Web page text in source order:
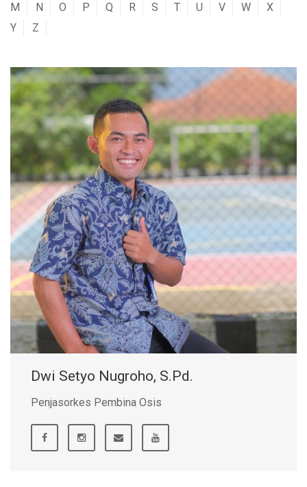
M
N O P Q R S T U V W
X
Y
Z
Dwi Setyo Nugroho, S.Pd.
Penjasorkes Pembina Osis